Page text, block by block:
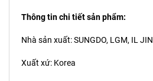
Thông tin chi tiết sản phẩm:
Nhà sản xuất: SUNGDO, LGM, IL JIN
Xuất xứ: Korea